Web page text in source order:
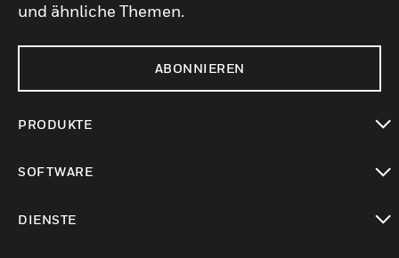
und ähnliche Themen.
ABONNIEREN
PRODUKTE
SOFTWARE
DIENSTE